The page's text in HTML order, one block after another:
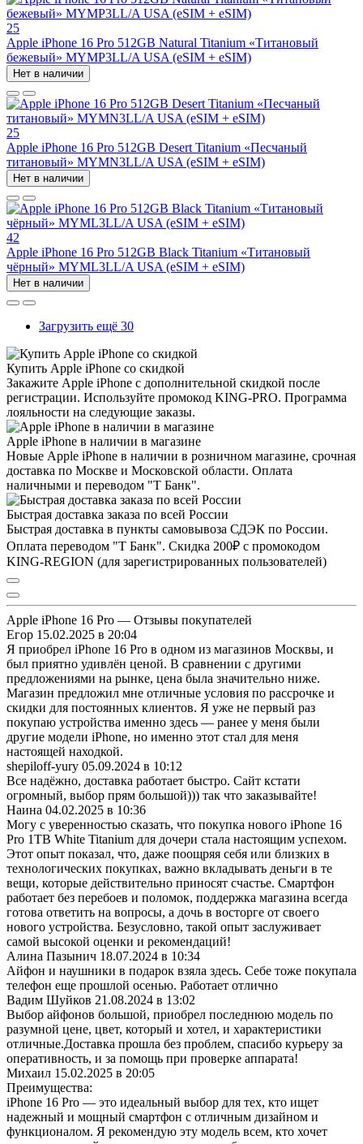
25
Apple iPhone 16 Pro 512GB Natural Titanium «Tитановый
бежевый» MYMP3LL/A USA (eSIM + eSIM)
Нет в наличии
25
Apple iPhone 16 Pro 512GB Desert Titanium «Песчаный
титановый» MYMN3LL/A USA (eSIM + eSIM)
Нет в наличии
42
Apple iPhone 16 Pro 512GB Black Titanium «Титановый
чёрный» MYML3LL/A USA (eSIM + eSIM)
Нет в наличии
Загрузить ещё 30
Купить Apple iPhone со скидкой
Закажите Apple iPhone с дополнительной скидкой после
регистрации. Используйте промокод KING-PRO. Программа
лояльности на следующие заказы.
Apple iPhone в наличии в магазине
Новые Apple iPhone в наличии в розничном магазине, срочная
доставка по Москве и Московской области. Оплата
наличными и переводом "Т Банк".
Быстрая доставка заказа по всей России
Быстрая доставка в пункты самовывоза СДЭК по России.
Оплата переводом "Т Банк". Скидка 200₽ с промокодом
KING-REGION (для зарегистрированных пользователей)
Apple iPhone 16 Pro — Отзывы покупателей
Егор 15.02.2025 в 20:04
Я приобрел iPhone 16 Pro в одном из магазинов Москвы, и
был приятно удивлён ценой. В сравнении с другими
предложениями на рынке, цена была значительно ниже.
Магазин предложил мне отличные условия по рассрочке и
скидки для постоянных клиентов. Я уже не первый раз
покупаю устройства именно здесь — ранее у меня были
другие модели iPhone, но именно этот стал для меня
настоящей находкой.
shepiloff-yury 05.09.2024 в 10:12
Все надёжно, доставка работает быстро. Сайт кстати
огромный, выбор прям большой))) так что заказывайте!
Наина 04.02.2025 в 10:36
Могу с уверенностью сказать, что покупка нового iPhone 16
Pro 1TB White Titanium для дочери стала настоящим успехом.
Этот опыт показал, что, даже поощряя себя или близких в
технологических покупках, важно вкладывать деньги в те
вещи, которые действительно приносят счастье. Смартфон
работает без перебоев и поломок, поддержка магазина всегда
готова ответить на вопросы, а дочь в восторге от своего
нового устройства. Безусловно, такой опыт заслуживает
самой высокой оценки и рекомендаций!
Алина Пазынич 18.07.2024 в 10:34
Айфон и наушники в подарок взяла здесь. Себе тоже покупала
телефон еще прошлой осенью. Работает отлично
Вадим Шуйков 21.08.2024 в 13:02
Выбор айфонов большой, приобрел последнюю модель по
разумной цене, цвет, который и хотел, и характеристики
отличные.Доставка прошла без проблем, спасибо курьеру за
оперативность, и за помощь при проверке аппарата!
Михаил 15.02.2025 в 20:05
Преимущества:
iPhone 16 Pro — это идеальный выбор для тех, кто ищет
надежный и мощный смартфон с отличным дизайном и
функционалом. Я рекомендую эту модель всем, кто хочет